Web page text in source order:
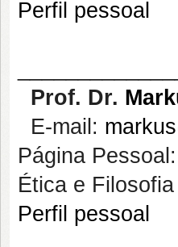
Perfil pessoal
Prof. Dr.
E-mail:
Página Pessoal:
Ética e
Perfil pessoal